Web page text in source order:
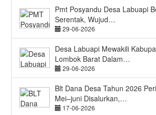
Pmt Posyandu Desa Labuapi
Serentak, Wujud…
29-06-2026
Desa Labuapi Mewakili
Lombok Barat Dalam…
29-06-2026
Blt Dana Desa Tahun 2026
Mei–juni Disalurkan,…
17-06-2026